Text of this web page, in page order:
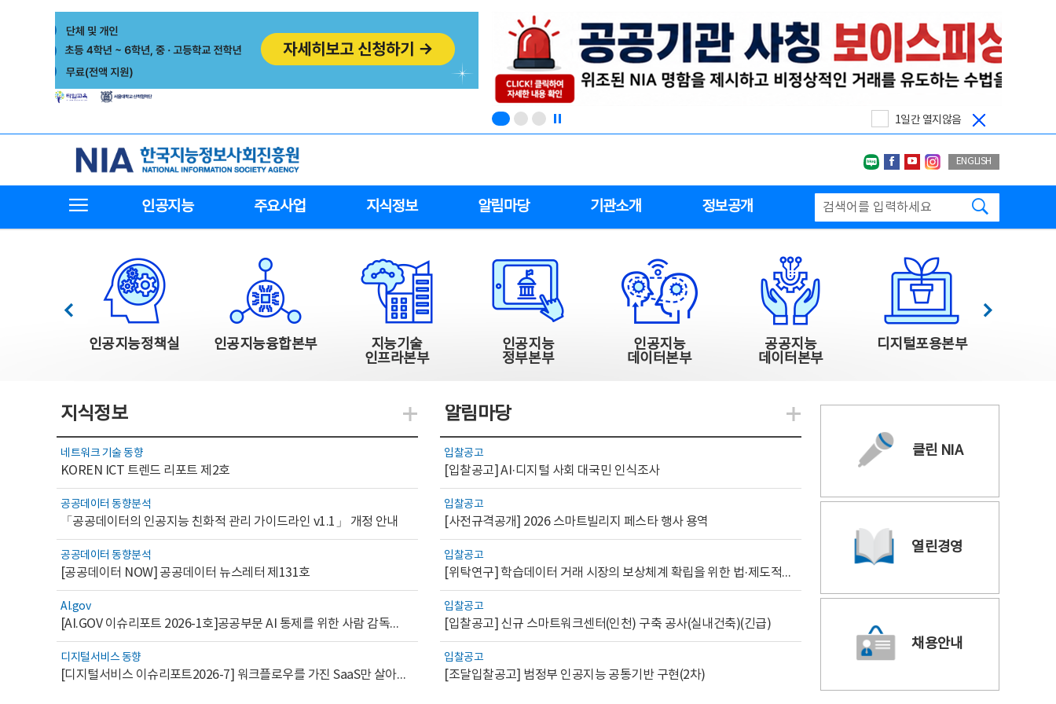
1일간 열지않음
한국지능정보사회진흥원
네이버블로그
페이스북
유투브인스타그랩
ENGLISH
인공지능 주요사업 지식정보 알림마당 기관소개 정보공개
한국지능정보사회진흥원 주요사업
인공지능정책실 인공지능융합본부
지능기술
인프라본부
인공지능
정부본부
인공지능
데이터본부
공공지능
데이터본부
디지털포용본부
이전 다음
지식정보
네트워크 기술 동향
KOREN ICT 트렌드 리포트 제2호
공공데이터 동향분석
「공공데이터의 인공지능 친화적 관리 가이드라인 v1.1」 개정 안내
공공데이터 동향분석
[공공데이터 NOW] 공공데이터 뉴스레터 제131호
AI.gov
[AI.GOV 이슈리포트 2026-1호]공공부문 AI 통제를 위한 사람 감독의 해외 사례 분석 및 시사점
디지털서비스 동향
[디지털서비스 이슈리포트2026-7] 워크플로우를 가진 SaaS만 살아남는다
지식관련 더보기
알림마당
입찰공고
[입찰공고] AI·디지털 사회 대국민 인식조사
입찰공고
[사전규격공개] 2026 스마트빌리지 페스타 행사 용역
입찰공고
[위탁연구] 학습데이터 거래 시장의 보상체계 확립을 위한 법·제도적 검토 방안 연구
입찰공고
[입찰공고] 신규 스마트워크센터(인천) 구축 공사(실내건축)(긴급)
입찰공고
[조달입찰공고] 범정부 인공지능 공통기반 구현(2차)
알림관련 더보기
클린 NIA
열린경영
채용안내